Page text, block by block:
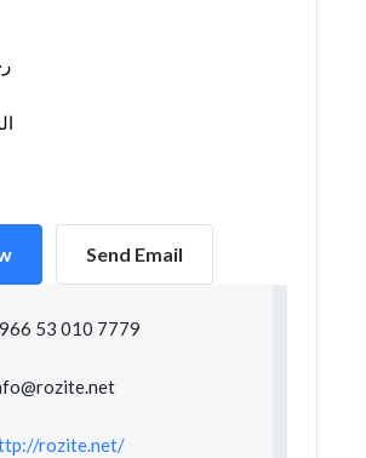
Send Email
53 010 7779
rozite.net/